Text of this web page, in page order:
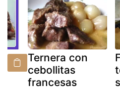
Ternera con
cebollitas
francesas